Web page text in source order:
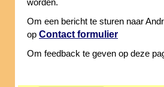
worden.
Om een bericht te sturen naar
op Contact formulier
Om feedback te geven op deze